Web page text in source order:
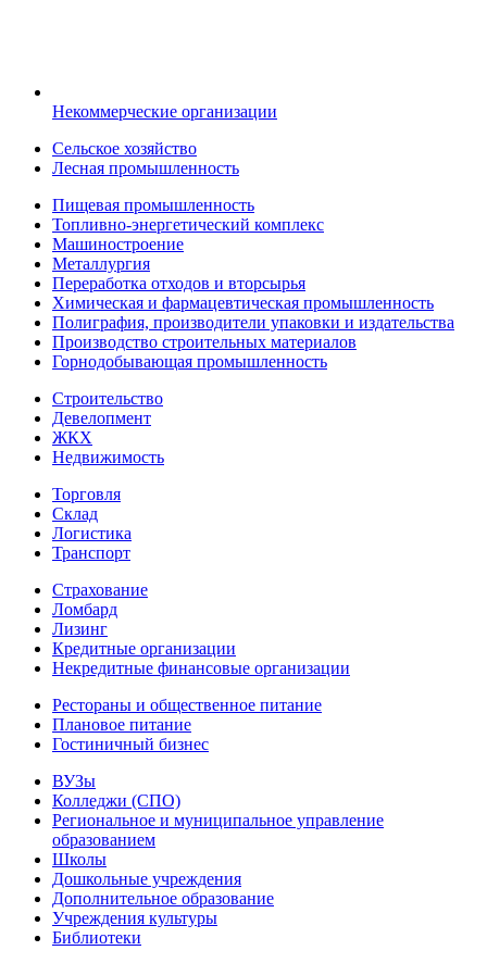
Некоммерческие организации
Сельское хозяйство
Лесная промышленность
Пищевая промышленность
Топливно-энергетический комплекс
Машиностроение
Металлургия
Переработка отходов и вторсырья
Химическая и фармацевтическая промышленность
Полиграфия, производители упаковки и издательства
Производство строительных материалов
Горнодобывающая промышленность
Строительство
Девелопмент
ЖКХ
Недвижимость
Торговля
Склад
Логистика
Транспорт
Страхование
Ломбард
Лизинг
Кредитные организации
Некредитные финансовые организации
Рестораны и общественное питание
Плановое питание
Гостиничный бизнес
ВУЗы
Колледжи (СПО)
Региональное и муниципальное управление
образованием
Школы
Дошкольные учреждения
Дополнительное образование
Учреждения культуры
Библиотеки